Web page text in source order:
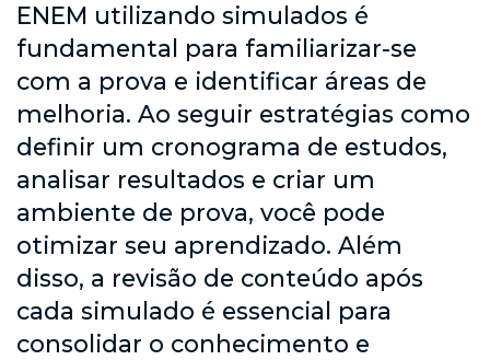
ENEM utilizando simulados é
fundamental para familiarizar-se
com a prova e identificar áreas de
melhoria. Ao seguir estratégias como
definir um cronograma de estudos,
analisar resultados e criar um
ambiente de prova, você pode
otimizar seu aprendizado. Além
disso, a revisão de conteúdo após
cada simulado é essencial para
consolidar o conhecimento e